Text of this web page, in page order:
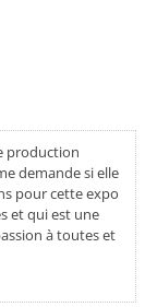
production
demande si elle
pour cette expo
et qui est une
à toutes et